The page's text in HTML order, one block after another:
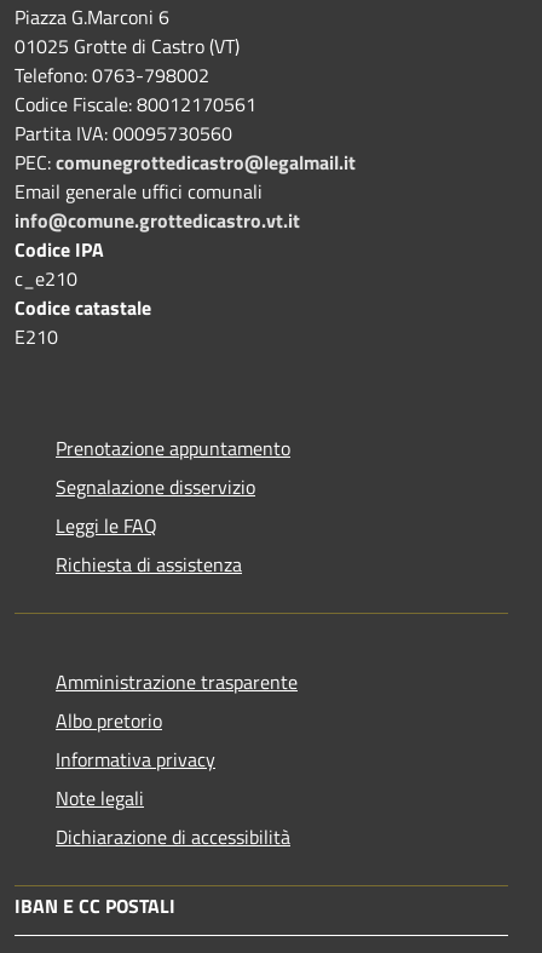
Piazza G.Marconi 6
01025 Grotte di Castro (VT)
Telefono: 0763-798002
Codice Fiscale: 80012170561
Partita IVA: 00095730560
PEC:comunegrottedicastro@legalmail.it
Email generale uffici comunali
info@comune.grottedicastro.vt.it
Codice IPA
c_e210
Codice catastale
E210
Prenotazione appuntamento
Segnalazione disservizio
Leggi le FAQ
Richiesta di assistenza
Amministrazione trasparente
Albo pretorio
Informativa privacy
Note legali
Dichiarazione di accessibilità
IBAN E CC POSTALI